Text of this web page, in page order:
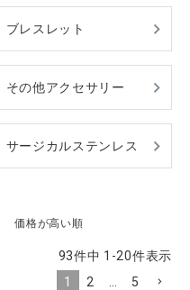
ブレスレット
その他アクセサリー
サージカルステンレス
価格が高い順
93件中 1 -20件表示
1
2 5